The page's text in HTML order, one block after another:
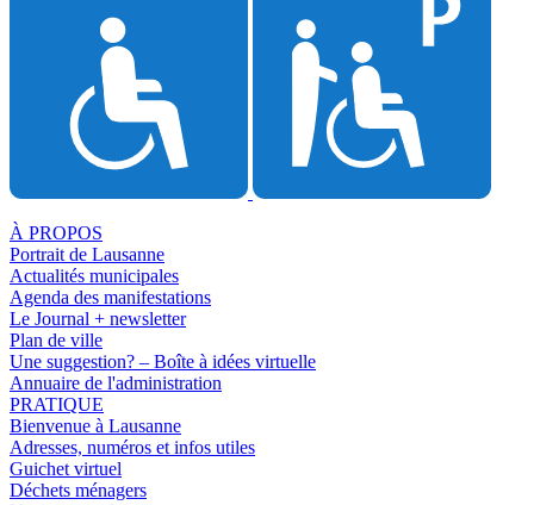
À PROPOS
Portrait de Lausanne
Actualités municipales
Agenda des manifestations
Le Journal + newsletter
Plan de ville
Une suggestion? – Boîte à idées virtuelle
Annuaire de l'administration
PRATIQUE
Bienvenue à Lausanne
Adresses, numéros et infos utiles
Guichet virtuel
Déchets ménagers